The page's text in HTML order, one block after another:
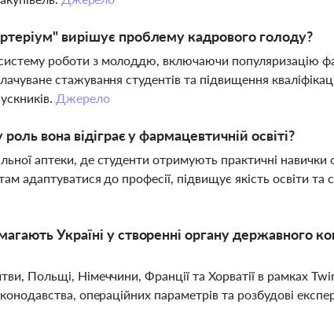
вирішує проблему кадрового голоду?
роботи з молоддю, включаючи популяризацію
стажування студентів та підвищення
Джерело
вона відіграє у фармацевтичній освіті?
аптеки, де студенти отримують практичні навички
адаптуватися до професії, підвищує якість освіти та
Україні у створенні органу державного
Польщі, Німеччини, Франції та Хорватії в рамках
операційних параметрів та розбудові